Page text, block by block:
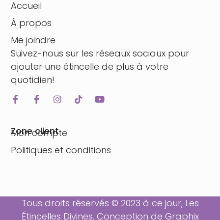
Zone client
Mon compte
Politiques et conditions
Accueil
À propos
Me joindre
Suivez-nous sur les réseaux sociaux pour
ajouter une étincelle de plus à votre
quotidien!
Tous droits réservés © 2023 à ce jour, Les
Étincelles Divines. Conception de Graphix